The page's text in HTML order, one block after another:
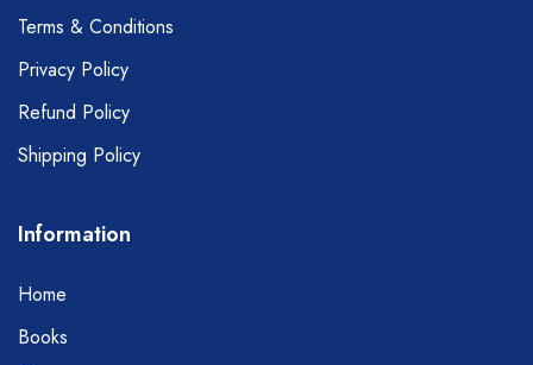
Terms & Conditions
Privacy Policy
Refund Policy
Shipping Policy
Information
Home
Books